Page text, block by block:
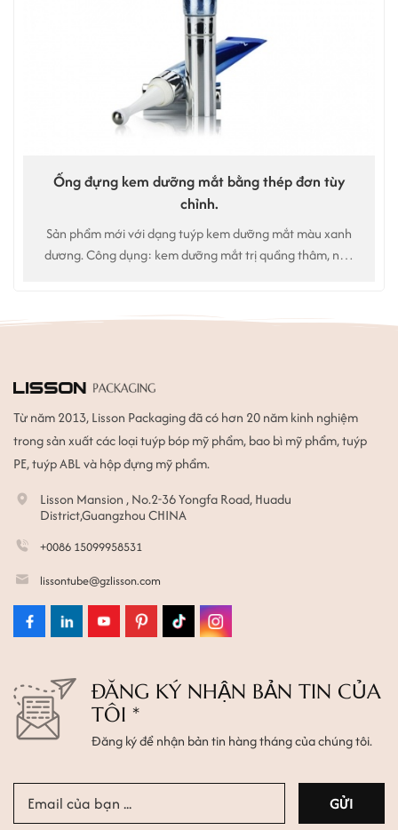
Ống đựng kem dưỡng mắt bằng thép đơn tùy
chỉnh.
Sản phẩm mới với dạng tuýp kem dưỡng mắt màu xanh
dương. Công dụng: kem dưỡng mắt trị quầng thâm, nếp
Từ năm 2013, Lisson Packaging đã có hơn 20 năm kinh nghiệm
trong sản xuất các loại tuýp bóp mỹ phẩm, bao bì mỹ phẩm, tuýp
PE, tuýp ABL và hộp đựng mỹ phẩm.
Lisson Mansion , No.2-36 Yongfa Road, Huadu
District,Guangzhou CHINA
+0086 15099958531
lissontube@gzlisson.com
ĐĂNG KÝ NHẬN BẢN TIN CỦA
TÔI *
Đăng ký để nhận bản tin hàng tháng của chúng tôi.